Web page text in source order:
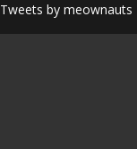
Tweets by meownauts